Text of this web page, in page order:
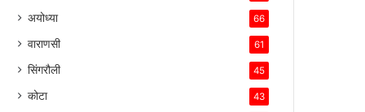
अयोध्या 66
वाराणसी 61
सिंगरौली 45
कोटा 43